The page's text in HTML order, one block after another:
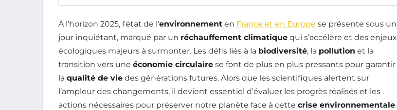
À l’horizon 2025, l’état de l’environnement en France et en Europe se présente sous un
jour inquiétant, marqué par un réchauffement climatique qui s’accélère et des enjeux
écologiques majeurs à surmonter. Les défis liés à la biodiversité, la pollution et la
transition vers une économie circulaire se font de plus en plus pressants pour garantir
la qualité de vie des générations futures. Alors que les scientifiques alertent sur
l’ampleur des changements, il devient essentiel d’évaluer les progrès réalisés et les
actions nécessaires pour préserver notre planète face à cette crise environnementale.